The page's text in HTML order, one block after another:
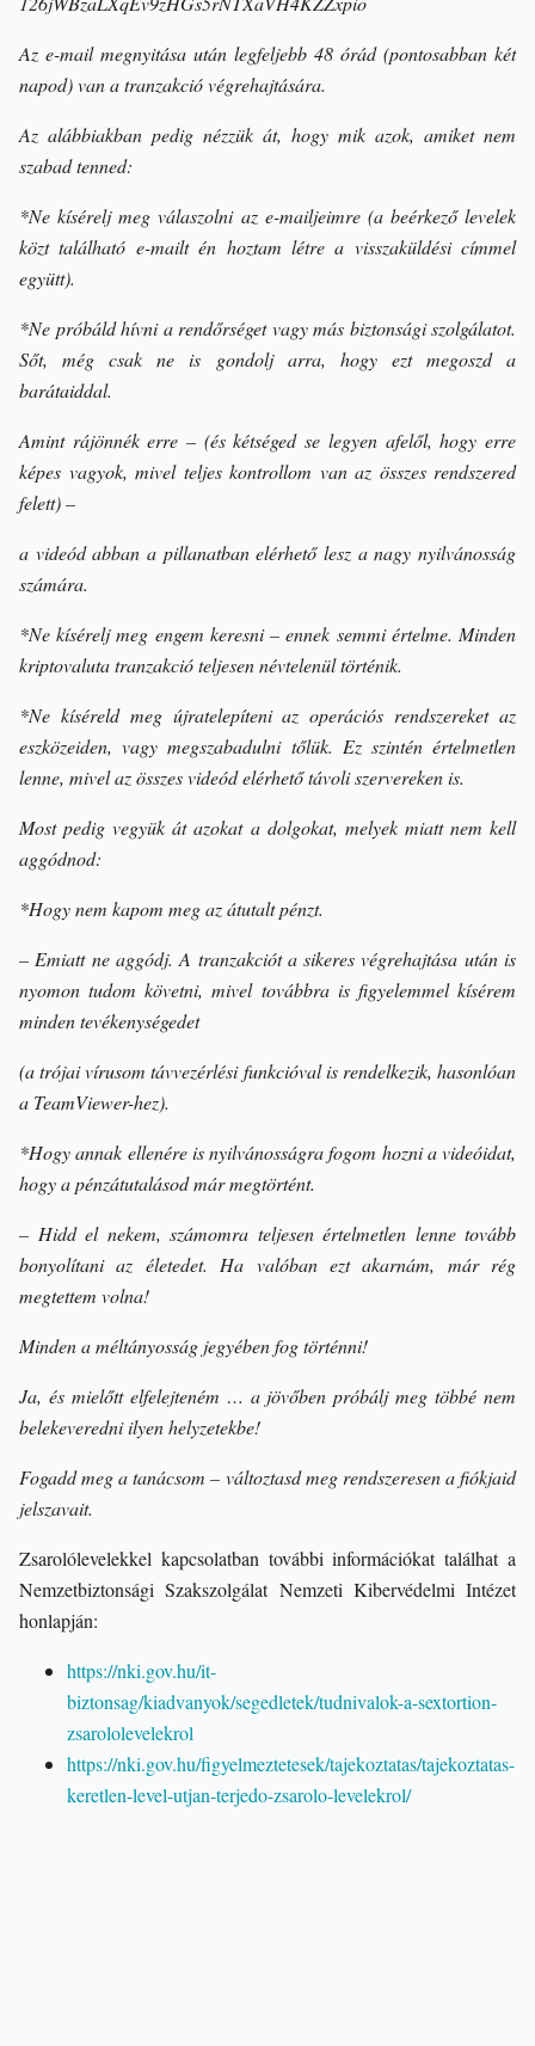
Az e-mail megnyitása után legfeljebb 48 órád (pontosabban két
napod) van a tranzakció végrehajtására.
Az alábbiakban pedig nézzük át, hogy mik azok, amiket nem
szabad tenned:
*Ne kísérelj meg válaszolni az e-mailjeimre (a beérkező levelek
közt található e-mailt én hoztam létre a visszaküldési címmel
együtt).
*Ne próbáld hívni a rendőrséget vagy más biztonsági szolgálatot.
Sőt, még csak ne is gondolj arra, hogy ezt megoszd a
barátaiddal.
Amint rájönnék erre – (és kétséged se legyen afelől, hogy erre
képes vagyok, mivel teljes kontrollom van az összes rendszered
felett) –
a videód abban a pillanatban elérhető lesz a nagy nyilvánosság
számára.
*Ne kísérelj meg engem keresni – ennek semmi értelme. Minden
kriptovaluta tranzakció teljesen névtelenül történik.
*Ne kíséreld meg újratelepíteni az operációs rendszereket az
eszközeiden, vagy megszabadulni tőlük. Ez szintén értelmetlen
lenne, mivel az összes videód elérhető távoli szervereken is.
Most pedig vegyük át azokat a dolgokat, melyek miatt nem kell
aggódnod:
*Hogy nem kapom meg az átutalt pénzt.
– Emiatt ne aggódj. A tranzakciót a sikeres végrehajtása után is
nyomon tudom követni, mivel továbbra is figyelemmel kísérem
minden tevékenységedet
(a trójai vírusom távvezérlési funkcióval is rendelkezik, hasonlóan
a TeamViewer-hez).
*Hogy annak ellenére is nyilvánosságra fogom hozni a videóidat,
hogy a pénzátutalásod már megtörtént.
– Hidd el nekem, számomra teljesen értelmetlen lenne tovább
bonyolítani az életedet. Ha valóban ezt akarnám, már rég
megtettem volna!
Minden a méltányosság jegyében fog történni!
Ja, és mielőtt elfelejteném … a jövőben próbálj meg többé nem
belekeveredni ilyen helyzetekbe!
Fogadd meg a tanácsom – változtasd meg rendszeresen a fiókjaid
jelszavait.
Zsarolólevelekkel kapcsolatban további információkat találhat a
Nemzetbiztonsági Szakszolgálat Nemzeti Kibervédelmi Intézet
honlapján:
https://nki.gov.hu/it-
biztonsag/kiadvanyok/segedletek/tudnivalok-a-sextortion-
zsarololevelekrol
https://nki.gov.hu/figyelmeztetesek/tajekoztatas/tajekoztatas-
keretlen-level-utjan-terjedo-zsarolo-levelekrol/